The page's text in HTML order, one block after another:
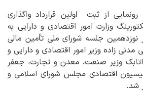
از ثبت اولین قرارداد واگذاری
وزارت امور اقتصادی و دارایی به
جلسه شورای ملی تأمین مالی
زاده وزیر امور اقتصادی و دارایی و
وزیر صنعت، معدن و تجارت، جعفر
اقتصادی مجلس شورای اسلامی و
شد.